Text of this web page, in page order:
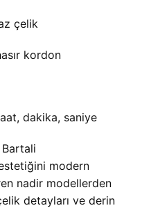
çelik
kordon
dakika, saniye
modern
nadir modellerden
detayları ve derin